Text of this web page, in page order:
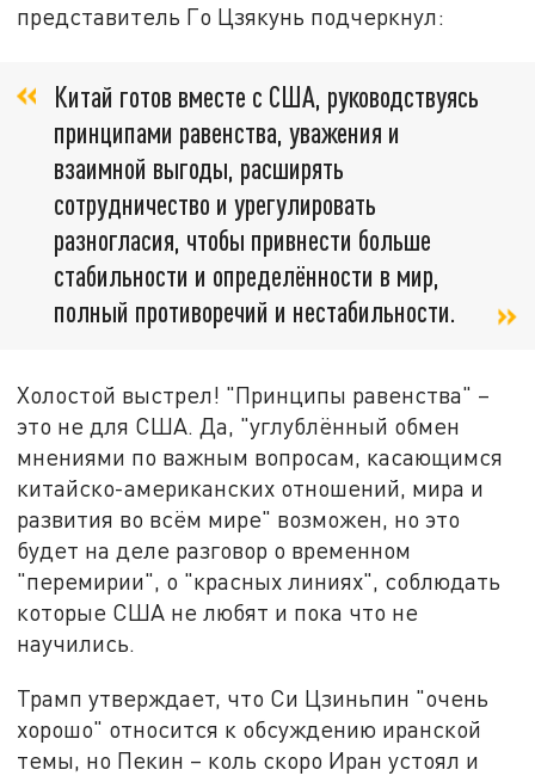
представитель Го Цзякунь подчеркнул:
Китай готов вместе с США, руководствуясь
принципами равенства, уважения и
взаимной выгоды, расширять
сотрудничество и урегулировать
разногласия, чтобы привнести больше
стабильности и определённости в мир,
полный противоречий и нестабильности.
Холостой выстрел! "Принципы равенства" –
это не для США. Да, "углублённый обмен
мнениями по важным вопросам, касающимся
китайско-американских отношений, мира и
развития во всём мире" возможен, но это
будет на деле разговор о временном
"перемирии", о "красных линиях", соблюдать
которые США не любят и пока что не
научились.
Трамп утверждает, что Си Цзиньпин "очень
хорошо" относится к обсуждению иранской
темы, но Пекин – коль скоро Иран устоял и